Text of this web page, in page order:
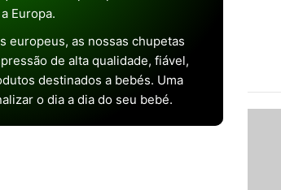
Europa.
europeus, as nossas chupetas
de alta qualidade, fiável,
destinados a bebés. Uma
o dia a dia do seu bebé.